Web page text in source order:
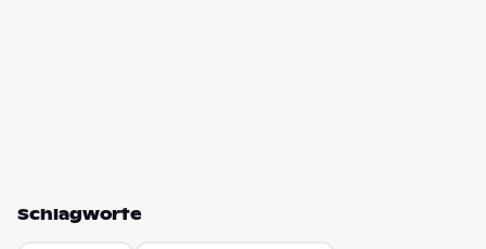
Schlagworte